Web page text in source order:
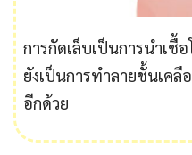
การกัดเล็บเป็นการนำเชื้
ยังเป็นการทำลายชั้นเค
อีกด้วย